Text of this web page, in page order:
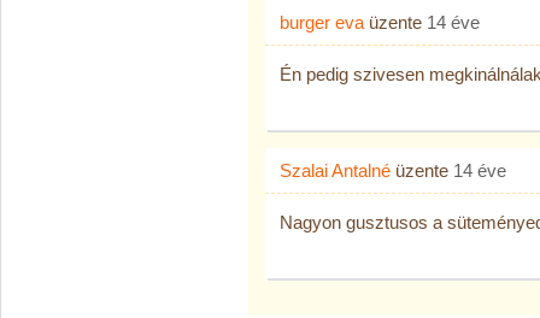
burger eva üzente 14 éve
Én pedig szivesen
Szalai Antalné üzente 14 éve
Nagyon gusztusos a